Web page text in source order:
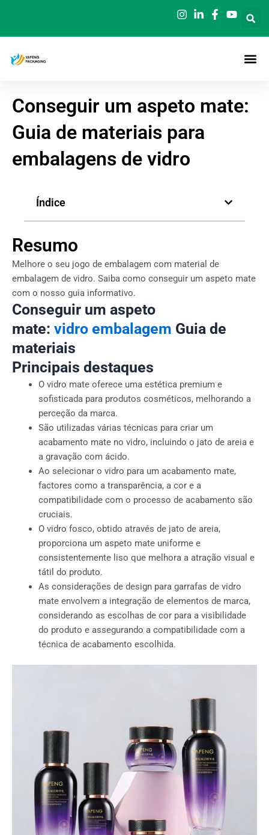
o
Conseguir um aspeto mate:
Guia de materiais para
embalagens de vidro
Índice
Resumo
Melhore o seu jogo de embalagem com material de
embalagem de vidro. Saiba como conseguir um aspeto mate
com o nosso guia informativo.
Conseguir um aspeto
mate: vidro embalagem Guia de
materiais
Principais destaques
O vidro mate oferece uma estética premium e
sofisticada para produtos cosméticos, melhorando a
perceção da marca.
São utilizadas várias técnicas para criar um
acabamento mate no vidro, incluindo o jato de areia e
a gravação com ácido.
Ao selecionar o vidro para um acabamento mate,
factores como a transparência, a cor e a
compatibilidade com o processo de acabamento são
cruciais.
O vidro fosco, obtido através de jato de areia,
proporciona um aspeto mate uniforme e
consistentemente liso que melhora a atração visual e
tátil do produto.
As considerações de design para garrafas de vidro
mate envolvem a integração de elementos de marca,
considerando as escolhas de cor para a visibilidade
do produto e assegurando a compatibilidade com a
técnica de acabamento escolhida.